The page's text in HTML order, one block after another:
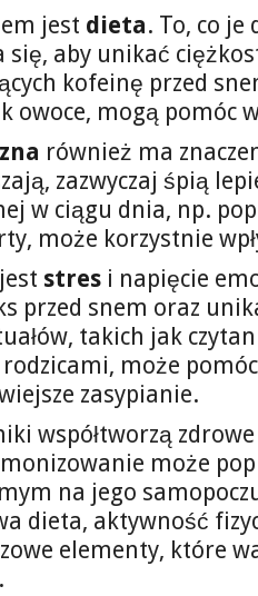
jest dieta. To, co je
się, aby unikać
kofeinę przed
owoce, mogą pomóc
również ma
zazwyczaj śpią
w ciągu dnia, np.
może korzystnie
stres i napięcie
przed snem oraz
takich jak
rodzicami, może
zasypianie.
współtworzą
może
na jego
dieta, aktywność
elementy, które